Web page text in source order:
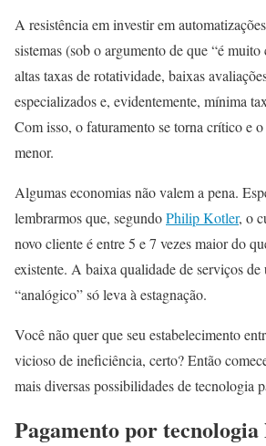
A resistência em investir em
sistemas (sob o argumento de que “é muito
altas taxas de rotatividade, baixas
especializados e, evidentemente, mínima
Com isso, o faturamento se torna crítico e
menor.
Algumas economias não valem a pena.
lembrarmos que, segundoPhilip Kotler, o
novo cliente é entre 5 e 7 vezes maior do
existente. A baixa qualidade de serviços de
“analógico” só leva à estagnação.
Você não quer que seu estabelecimento
vicioso de ineficiência, certo? Então
mais diversas possibilidades de tecnologia
Pagamento por